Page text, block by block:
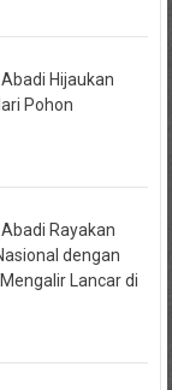
Hijaukan
Pohon
Rayakan
dengan
Lancar di